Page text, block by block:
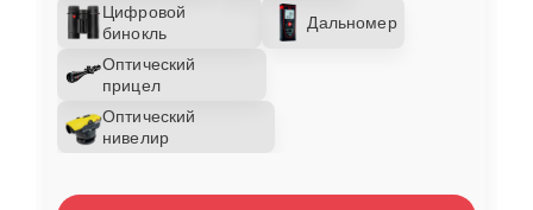
Цифровой
бинокль
Дальномер
Оптический
прицел
Оптический
нивелир